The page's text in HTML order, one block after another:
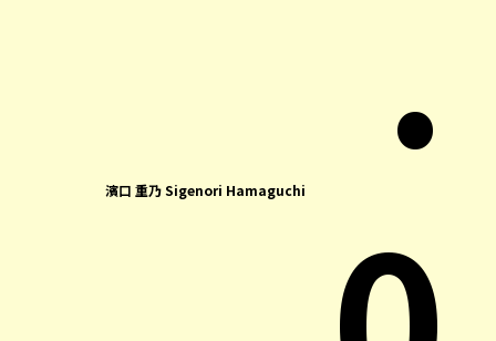
濱口 重乃 Sigenori Hamaguchi
.